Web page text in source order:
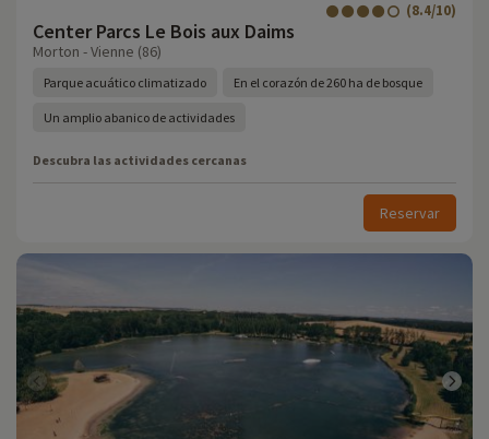
Center Parcs Le Bois aux Daims
(8.4/10)
Morton - Vienne (86)
Parque acuático climatizado En el corazón de 260 ha de bosque
Un amplio abanico de actividades
Descubra las actividades cercanas
Reservar